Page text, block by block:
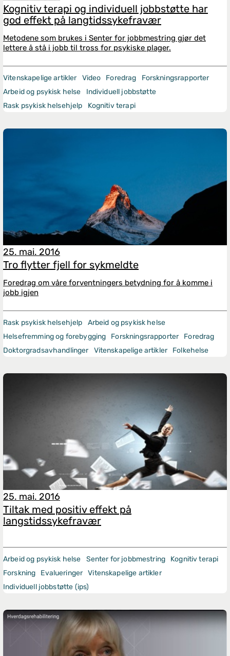
Kognitiv terapi og individuell jobbstøtte har
god effekt på langtidssykefravær
Metodene som brukes i Senter for jobbmestring gjør det
lettere å stå i jobb til tross for psykiske plager.
Vitenskapelige artikler Video Foredrag
Forskningsrapporter
Arbeid og psykisk helse
Individuell jobbstøtte
Rask psykisk helsehjelp
Kognitiv terapi
25. mai. 2016
Tro flytter fjell for sykmeldte
Foredrag om våre forventningers betydning for å komme i
jobb igjen
Rask psykisk helsehjelp
Arbeid og psykisk helse
Helsefremming og forebygging
Forskningsrapporter
Foredrag
Doktorgradsavhandlinger
Vitenskapelige artikler Folkehelse
25. mai. 2016
Tiltak med positiv effekt på
langstidssykefravær
Arbeid og psykisk helse Senter for jobbmestring
Kognitiv terapi
Forskning
Evalueringer Vitenskapelige artikler
Individuell jobbstøtte (ips)